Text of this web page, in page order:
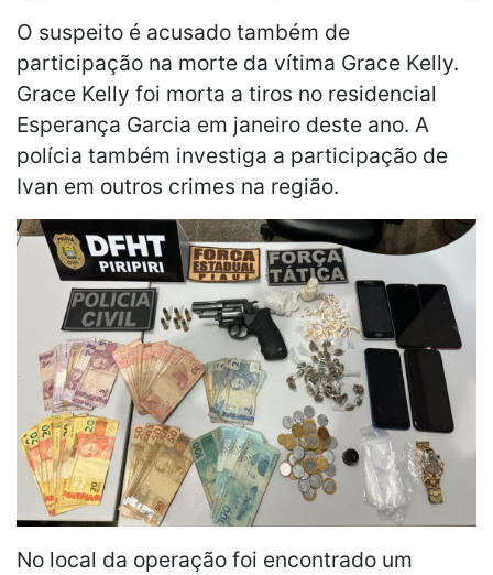
O suspeito é acusado também de
participação na morte da vítima Grace Kelly.
Grace Kelly foi morta a tiros no residencial
Esperança Garcia em janeiro deste ano. A
polícia também investiga a participação de
Ivan em outros crimes na região.
No local da operação foi encontrado um